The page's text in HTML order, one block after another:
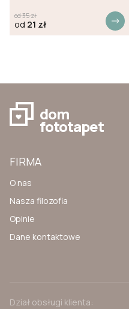
od35zł
od 21 zł
dom
fototapet
FIRMA
O nas
Nasza filozofia
Opinie
Dane kontaktowe
Dział obsługi klienta: